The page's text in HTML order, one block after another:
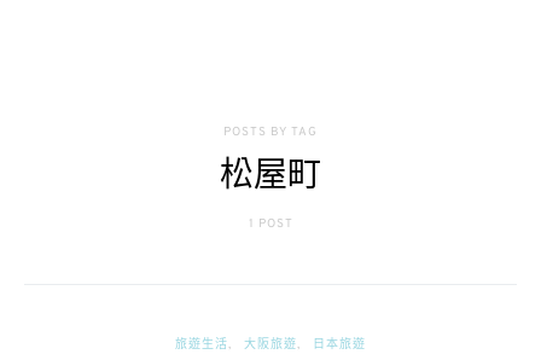
POSTS BY TAG
松屋町
1 POST
旅遊生活 大阪旅遊 日本旅遊